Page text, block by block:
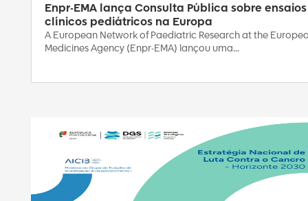
Enpr-EMA lança Consulta Pública sobre ensaios
clínicos pediátricos na Europa
A European Network of Paediatric Research at the
Medicines Agency (Enpr-EMA) lançou uma...